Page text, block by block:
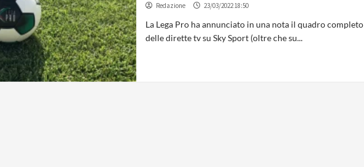
Redazione 23/03/2022 18:50
La Lega Pro ha annunciato in una nota il quadro completo
delle dirette tv su Sky Sport (oltre che su...